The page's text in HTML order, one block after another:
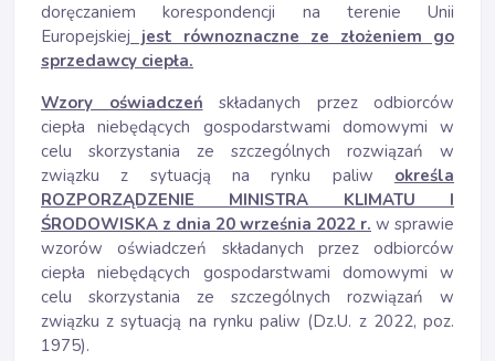
doręczaniem korespondencji na terenie Unii
Europejskiej jest równoznaczne ze złożeniem go
sprzedawcy ciepła.
Wzory oświadczeń składanych przez odbiorców
ciepła niebędących gospodarstwami domowymi w
celu skorzystania ze szczególnych rozwiązań w
związku z sytuacją na rynku paliw określa
ROZPORZĄDZENIE MINISTRA KLIMATU I
ŚRODOWISKA z dnia 20 września 2022 r. w sprawie
wzorów oświadczeń składanych przez odbiorców
ciepła niebędących gospodarstwami domowymi w
celu skorzystania ze szczególnych rozwiązań w
związku z sytuacją na rynku paliw (Dz.U. z 2022, poz.
1975).